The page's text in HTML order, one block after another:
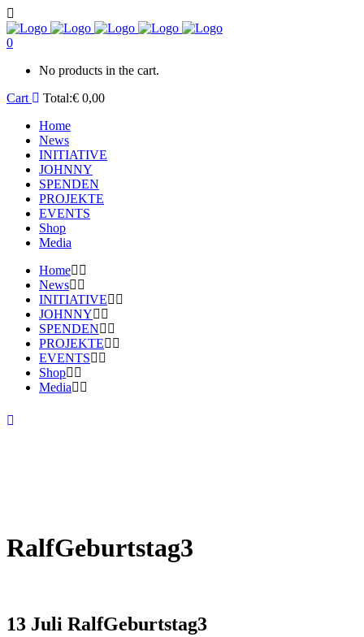
0
No products in the cart.
Cart
Total:€ 0,00
Home
News
INITIATIVE
JOHNNY
SPENDEN
PROJEKTE
EVENTS
Shop
Media
Home
News
INITIATIVE
JOHNNY
SPENDEN
PROJEKTE
EVENTS
Shop
Media
RalfGeburtstag3
13 Juli RalfGeburtstag3